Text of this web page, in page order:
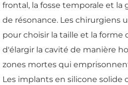
frontal, la fosse temporale et la
de résonance. Les chirurgiens
pour choisir la taille et la forme
d'élargir la cavité de manière
zones mortes qui
Les implants en silicone solide